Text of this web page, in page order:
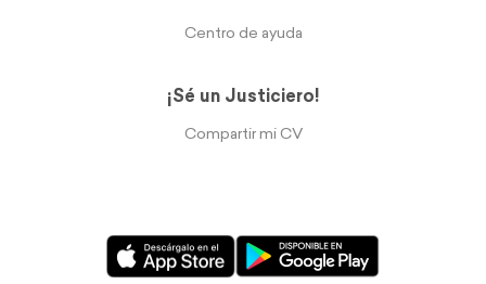
Centro de ayuda
¡Sé un Justiciero!
Compartir mi CV